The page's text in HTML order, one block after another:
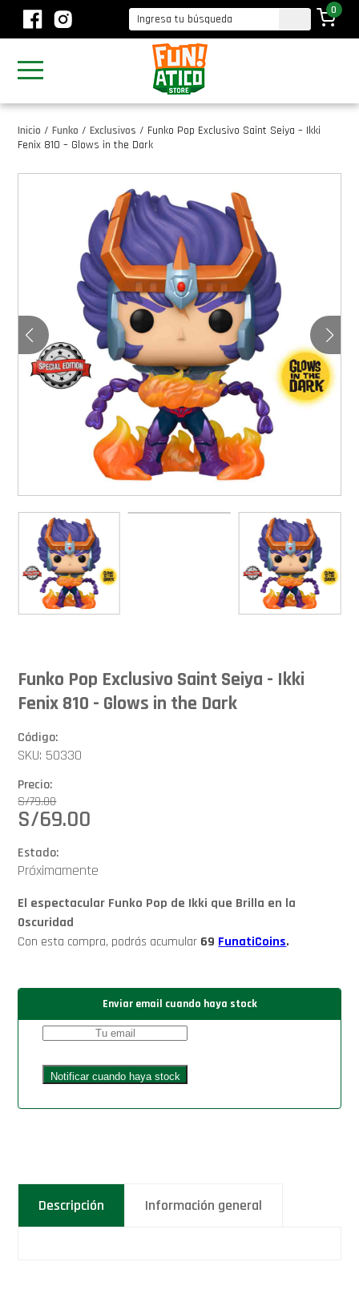
0
Inicio / Funko / Exclusivos / Funko Pop Exclusivo Saint Seiya – Ikki
Fenix 810 – Glows in the Dark
Funko Pop Exclusivo Saint Seiya - Ikki
Fenix 810 - Glows in the Dark
Código:
SKU: 50330
Precio:
S/79.00
S/69.00
Estado:
Próximamente
El espectacular Funko Pop de Ikki que Brilla en la
Oscuridad
Con esta compra, podrás acumular 69 FunatiCoins.
Enviar email cuando haya stock
Descripción Información general